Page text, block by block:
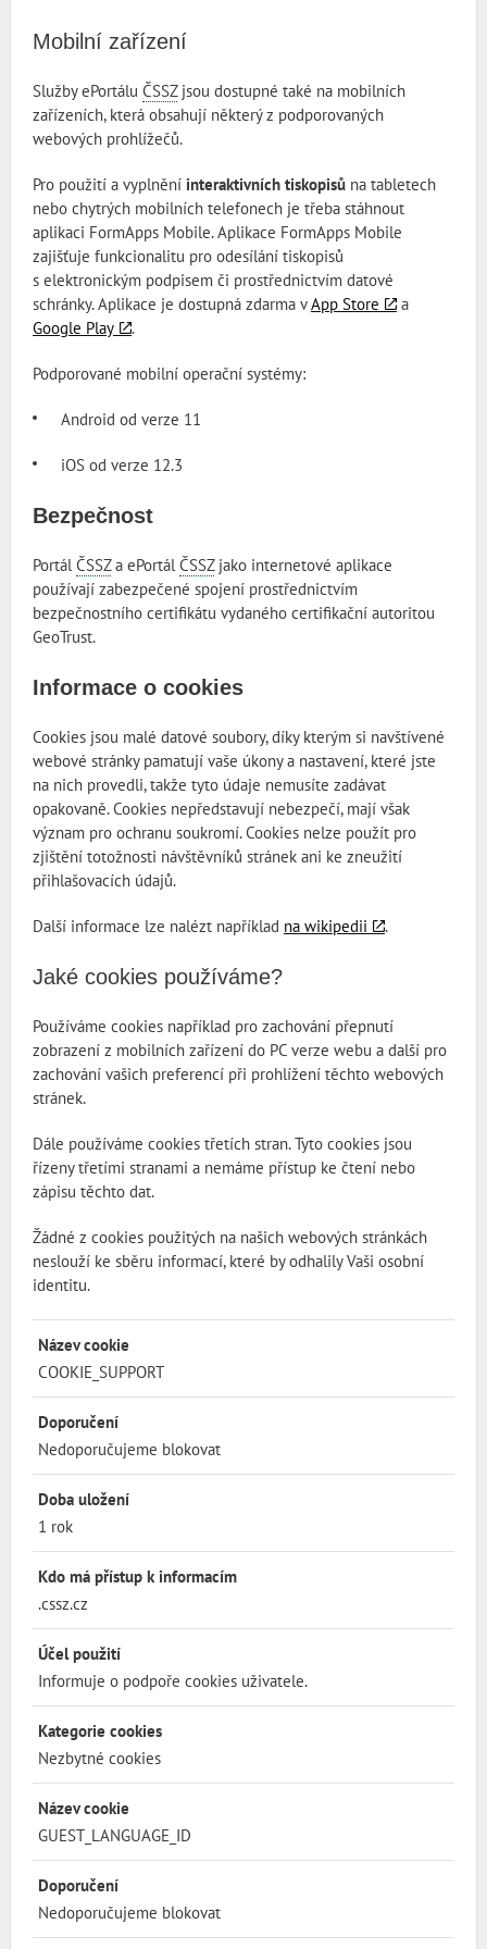
Mobilní zařízení
Služby ePortálu ČSSZjsou dostupné také na mobilních
zařízeních, která obsahují některý z podporovaných
webových prohlížečů.
Pro použití a vyplnění interaktivních tiskopisů na tabletech
nebo chytrých mobilních telefonech je třeba stáhnout
aplikaci FormApps Mobile. Aplikace FormApps Mobile
zajišťuje funkcionalitu pro odesílání tiskopisů
s elektronickým podpisem či prostřednictvím datové
schránky. Aplikace je dostupná zdarma vApp Store
a
Google Play
.
Podporované mobilní operační systémy:
Android od verze 11
iOS od verze 12.3
Bezpečnost
Portál ČSSZa ePortál ČSSZjako internetové aplikace
používají zabezpečené spojení prostřednictvím
bezpečnostního certifikátu vydaného certifikační autoritou
GeoTrust.
Informace o cookies
Cookies jsou malé datové soubory, díky kterým si navštívené
webové stránky pamatují vaše úkony a nastavení, které jste
na nich provedli, takže tyto údaje nemusíte zadávat
opakovaně. Cookies nepředstavují nebezpečí, mají však
význam pro ochranu soukromí. Cookies nelze použít pro
zjištění totožnosti návštěvníků stránek ani ke zneužití
přihlašovacích údajů.
Další informace lze nalézt například na wikipedii .
Jaké cookies používáme?
Používáme cookies například pro zachování přepnutí
zobrazení z mobilních zařízení do PC verze webu a další pro
zachování vašich preferencí při prohlížení těchto webových
stránek.
Dále používáme cookies třetích stran. Tyto cookies jsou
řízeny třetími stranami a nemáme přístup ke čtení nebo
zápisu těchto dat.
Žádné z cookies použitých na našich webových stránkách
neslouží ke sběru informací, které by odhalily Vaši osobní
identitu.
Název cookie
COOKIE_SUPPORT
Doporučení
Nedoporučujeme blokovat
Doba uložení
1 rok
Kdo má přístup k informacím
.cssz.cz
Účel použití
Informuje o podpoře cookies uživatele.
Kategorie cookies
Nezbytné cookies
Název cookie
GUEST_LANGUAGE_ID
Doporučení
Nedoporučujeme blokovat